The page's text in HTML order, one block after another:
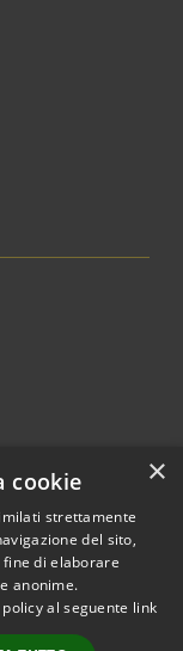
© 2026 • Comune di
• Powered by
•Accesso
×
cookie
strettamente
del sito,
di elaborare
anonime.
al seguente link